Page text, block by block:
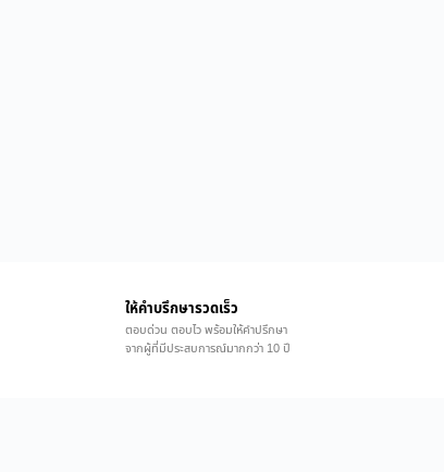
ให้คำบรึกษารวดเร็ว
ตอบด่วน ตอบไว พร้อมให้คำปรึกษา
จากผู้ที่มีประสบการณ์มากกว่า 10 ปี